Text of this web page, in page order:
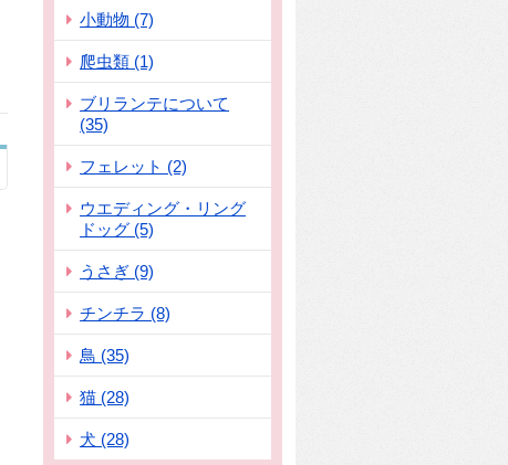
小動物 (7)
爬虫類 (1)
ブリランテについて
(35)
フェレット (2)
ウエディング・リング
ドッグ (5)
うさぎ (9)
チンチラ (8)
鳥 (35)
猫 (28)
犬 (28)